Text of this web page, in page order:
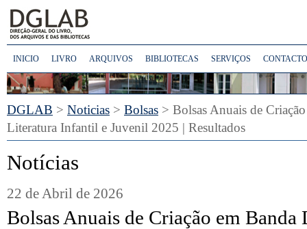
INICIO LIVRO ARQUIVOS BIBLIOTECAS SERVIÇOS
DGLAB > Noticias > Bolsas > Bolsas Anuais de
Literatura Infantil e Juvenil 2025 | Resultados
Notícias
22 de Abril de 2026
Bolsas Anuais de Criação em Banda